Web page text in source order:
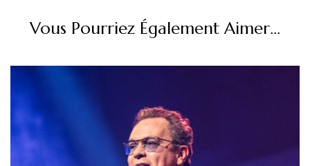
Vous Pourriez Également Aimer...